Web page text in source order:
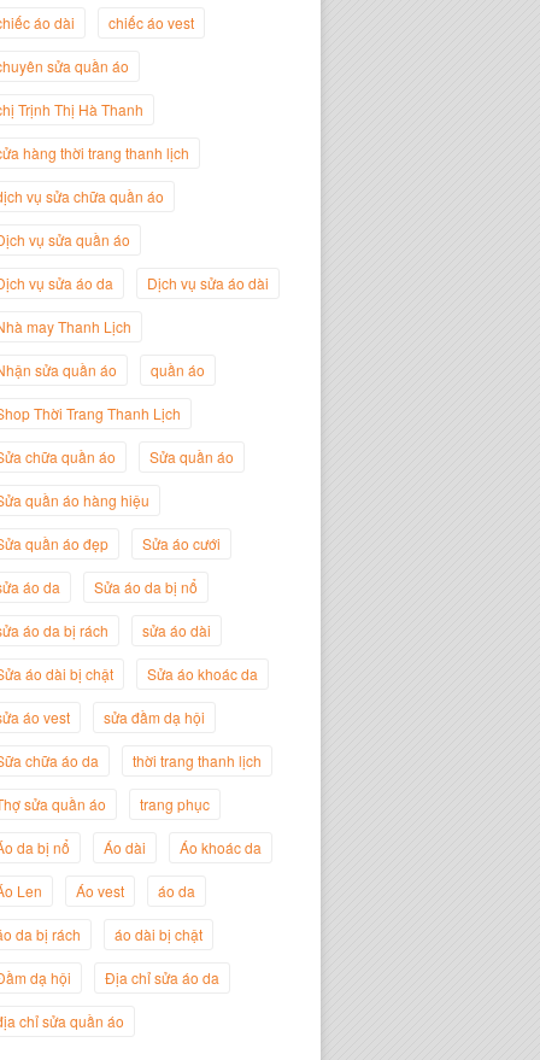
Trịnh Thị Hà Thanh
Trang Thanh Lịch
Nguyễn Minh Đức
Nguyễn
Giám Đốc Công ty Twist Potato
áo dài chiếc áo vest
sửa quần áo
Trịnh Thị Hà Thanh
hàng thời trang thanh lịch
vụ sửa chữa quần áo
vụ sửa quần áo
vụ sửa áo da Dịch vụ sửa áo dài
may Thanh Lịch
sửa quần áo quần áo
Thời Trang Thanh Lịch
chữa quần áo Sửa quần áo
quần áo hàng hiệu
quần áo đẹp Sửa áo cưới
áo da Sửa áo da bị nổ
áo da bị rách sửa áo dài
áo dài bị chật Sửa áo khoác da
áo vest sửa đầm dạ hội
chữa áo da thời trang thanh lịch
sửa quần áo trang phục
da bị nổ Áo dài Áo khoác da
Len Áo vest áo da
da bị rách áo dài bị chật
dạ hội Địa chỉ sửa áo da
chỉ sửa quần áo